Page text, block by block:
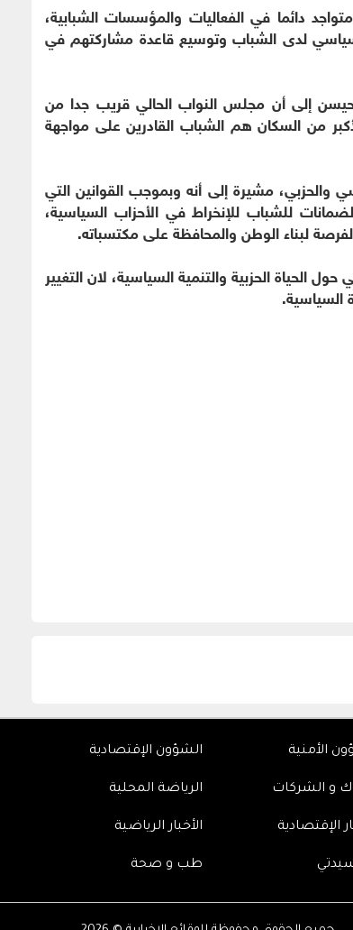
دائما في الفعاليات والمؤسسات الشبابية،
لدى الشباب وتوسيع قاعدة مشاركتهم في
إلى أن مجلس النواب الحالي قريب جدا من
من السكان هم الشباب القادرين على مواجهة
مشيرة إلى أنه وبموجب القوانين التي
للشباب للإنخراط في الأحزاب السياسية،
لبناء الوطن والمحافظة على مكتسباته.
الحزبية والتنمية السياسية، لان التغيير
السياسية.
الأمنية الشؤون الإقتصادية
و الشركات الرياضة المحلية
الإقتصادية الأخبار الرياضية
طب و صحة